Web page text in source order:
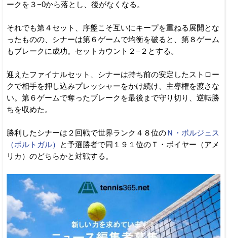
ークを３−0から落とし、後がなくなる。
それでも第４セット、序盤こそ互いにキープを重ねる展開とな
ったものの、シナーは第６ゲームで均衡を破ると、第８ゲーム
もブレークに成功。セットカウント２−２とする。
迎えたファイナルセット、シナーは持ち前の安定したストロー
クで相手を押し込みプレッシャーをかけ続け、主導権を渡さな
い。第６ゲームで奪ったブレークを最後まで守り切り、逆転勝
ちを収めた。
勝利したシナーは２回戦で世界ランク４８位のＮ・ボルジェス
（ポルトガル）
と予選勝者で同１９１位のＴ・ボイヤー（アメ
リカ）のどちらかと対戦する。